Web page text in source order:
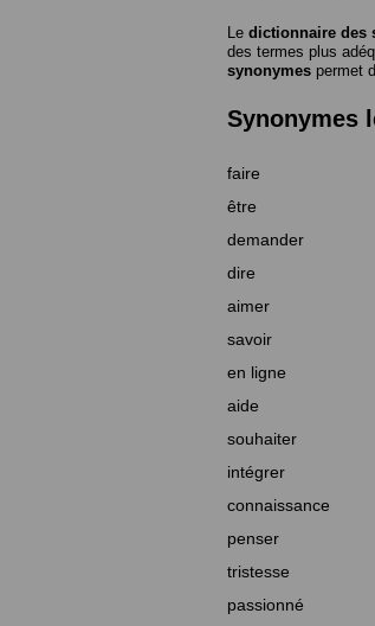
Le dictionnaire des
des termes plus
synonymes permet
Synonymes
faire
être
demander
dire
aimer
savoir
en ligne
aide
souhaiter
intégrer
connaissance
penser
tristesse
passionné